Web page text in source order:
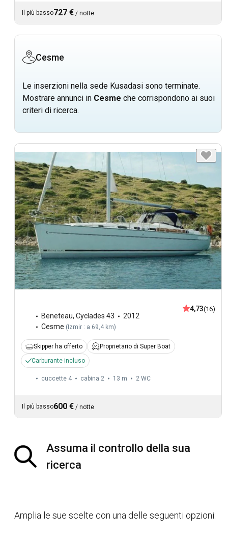
Il più basso727 € / notte
Cesme
Le inserzioni nella sede Kusadasi sono terminate.
Mostrare annunci in Cesme che corrispondono ai suoi
criteri di ricerca.
Beneteau, Cyclades 43
2012
Cesme ( Izmir : a 69,4 km)
4,73(16)
Skipper ha offerto
Proprietario di Super Boat
Carburante incluso
cuccette 4 cabina 2 13 m 2 WC
Il più basso600 € / notte
Assuma il controllo della sua
ricerca
Amplia le sue scelte con una delle seguenti opzioni: